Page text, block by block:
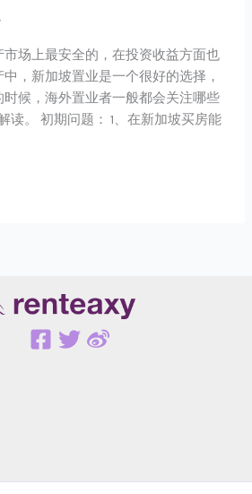
场上最安全的，在投资收益方面也
，新加坡置业是一个很好的选择，
候，海外置业者一般都会关注哪些
读。 初期问题： 1、在新加坡买房能